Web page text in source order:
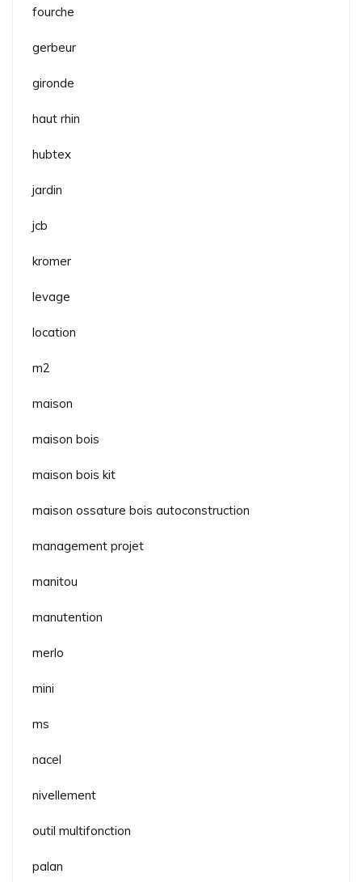
fourche
gerbeur
gironde
haut rhin
hubtex
jardin
jcb
kromer
levage
location
m2
maison
maison bois
maison bois kit
maison ossature bois autoconstruction
management projet
manitou
manutention
merlo
mini
ms
nacel
nivellement
outil multifonction
palan